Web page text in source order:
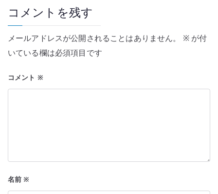
ー
シ
ョ
ン
コメントを残す
メールアドレスが公開されることはありません。 ※が付
いている欄は必須項目です
コメント ※
名前※